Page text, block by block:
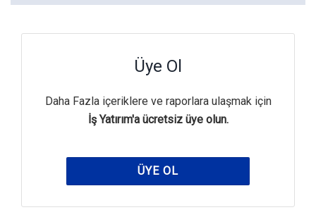
Üye Ol
Daha Fazla içeriklere ve raporlara ulaşmak için
İş Yatırım'a ücretsiz üye olun.
ÜYE OL